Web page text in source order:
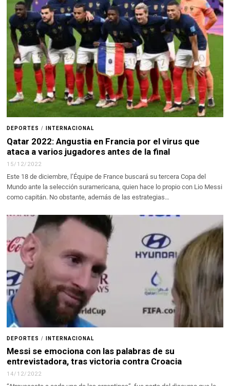
DEPORTES / INTERNACIONAL
Qatar 2022: Angustia en Francia por el virus que
ataca a varios jugadores antes de la final
15/12/2022
Este 18 de diciembre, l’Équipe de France buscará su tercera Copa del
Mundo ante la selección suramericana, quien hace lo propio con Lio Messi
como capitán. No obstante, además de las estrategias…
DEPORTES / INTERNACIONAL
Messi se emociona con las palabras de su
entrevistadora, tras victoria contra Croacia
14/12/2022